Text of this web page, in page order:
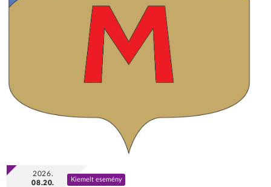
2026.
08.20.
Kiemelt esemény